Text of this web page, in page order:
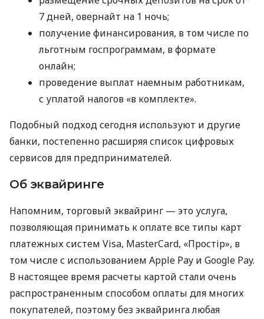
7 дней, овернайт на 1 ночь;
получение финансирования, в том числе по
льготным госпрограммам, в формате
онлайн;
проведение выплат наемным работникам,
с уплатой налогов «в комплекте».
Подобный подход сегодня используют и другие
банки, постепенно расширяя список цифровых
сервисов для предпринимателей.
Об эквайринге
Напомним, торговый эквайринг — это услуга,
позволяющая принимать к оплате все типы карт
платежных систем Visa, MasterCard, «Простір», в
том числе с использованием Apple Pay и Google Pay.
В настоящее время расчеты картой стали очень
распространенным способом оплаты для многих
покупателей, поэтому без эквайринга любая